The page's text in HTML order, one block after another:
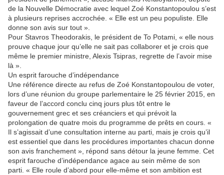
de la Nouvelle Démocratie avec lequel Zoé Konstantopoulou s’est
à plusieurs reprises accrochée. « Elle est un peu populiste. Elle
donne son avis sur tout ».
Pour Stavros Theodorakis, le président de To Potami, « elle nous
prouve chaque jour qu’elle ne sait pas collaborer et je crois que
même le premier ministre, Alexis Tsipras, regrette de l’avoir mise
là ».
Un esprit farouche d’indépendance
Une référence directe au refus de Zoé Konstantopoulou de voter,
lors d’une réunion du groupe parlementaire le 25 février 2015, en
faveur de l’accord conclu cinq jours plus tôt entre le
gouvernement grec et ses créanciers et qui prévoit la
prolongation de quatre mois du programme de prêts en cours. «
Il s’agissait d’une consultation interne au parti, mais je crois qu’il
est essentiel que dans les procédures importantes chacun donne
son avis franchement », répond sans détour la jeune femme. Cet
esprit farouche d’indépendance agace au sein même de son
parti. « Elle roule d’abord pour elle-même et son ambition est